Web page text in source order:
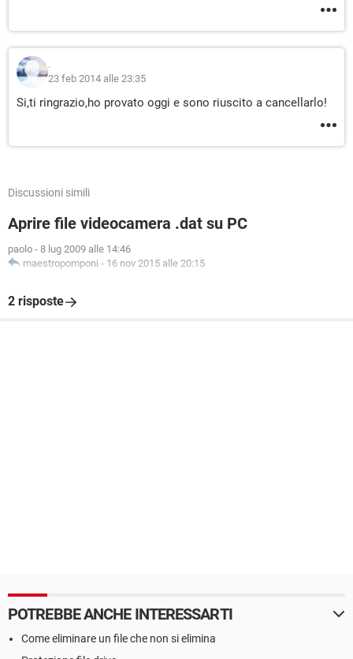
.
23 feb 2014 alle 23:35
Si,ti ringrazio,ho provato oggi e sono riuscito a cancellarlo!
Discussioni simili
Aprire file videocamera .dat su PC
paolo - 8 lug 2009 alle 14:46
maestropomponi - 16 nov 2015 alle 20:15
2 risposte
POTREBBE ANCHE INTERESSARTI
Come eliminare un file che non si elimina